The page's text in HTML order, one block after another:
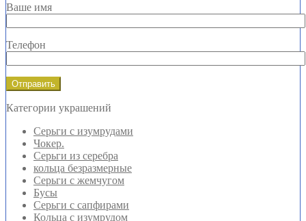
Ваше имя
Телефон
Категории украшений
Серьги с изумрудами
Чокер.
Серьги из серебра
кольца безразмерные
Серьги с жемчугом
Бусы
Серьги с сапфирами
Кольца с изумрудом